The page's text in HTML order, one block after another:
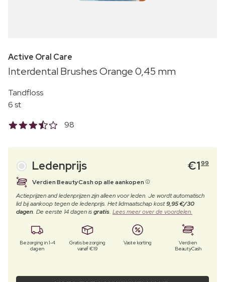
Active Oral Care
Interdental Brushes Orange 0,45 mm
Tandfloss
6 st
98
Ledenprijs €199
Verdien BeautyCash op alle aankopen
Actieprijzen and ledenprijzen zijn alleen voor leden. Je wordt automatisch
lid bij aankoop tegen de ledenprijs. Het lidmaatschap kost9,95 €/30
dagen. De eerste 14 dagen isgratis. Lees meer over de voordelen.
Bezorging in 1-4
dagen
Gratis bezorging
vanaf €19
Vaste korting
Verdien
BeautyCash